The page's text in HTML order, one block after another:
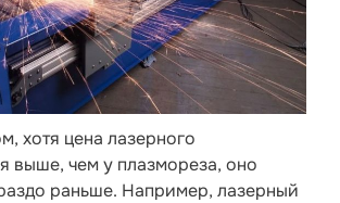
хотя цена лазерного
выше, чем у плазмореза, оно
раньше. Например, лазерный